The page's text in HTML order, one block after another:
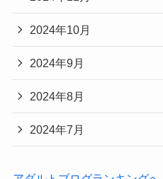
2024年10月
2024年9月
2024年8月
2024年7月